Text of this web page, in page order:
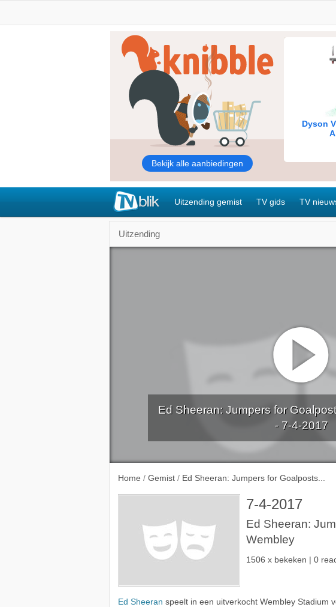
Uitzending gemist TV gids TV
Uitzending
Ed Sheeran: Jumpers for
- 7-4-2017
Home / Gemist / Ed Sheeran: Jumpers for Goalposts...
7-4-2017
Ed Sheeran:
Wembley
1506 x bekeken | 0
Ed Sheeran speelt in een uitverkocht Wembley Stadium